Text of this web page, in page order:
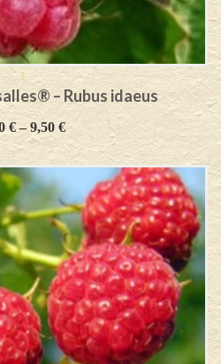
– Rubus idaeus
€–9,50 €